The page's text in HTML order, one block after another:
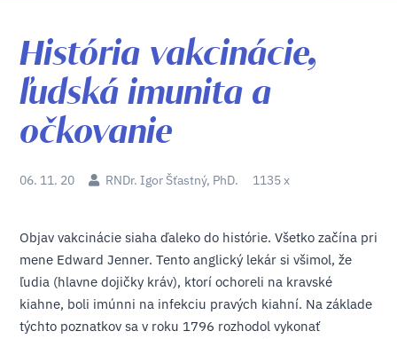
História vakcinácie,
ľudská imunita a
očkovanie
06. 11. 20 RNDr. Igor Šťastný, PhD. 1135 x
Objav vakcinácie siaha ďaleko do histórie. Všetko začína pri
mene Edward Jenner. Tento anglický lekár si všimol, že
ľudia (hlavne dojičky kráv), ktorí ochoreli na kravské
kiahne, boli imúnni na infekciu pravých kiahní. Na základe
týchto poznatkov sa v roku 1796 rozhodol vykonať